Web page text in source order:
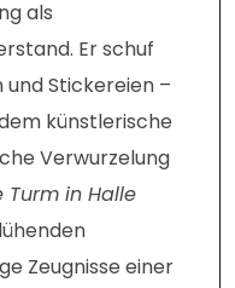
als
Er schuf
Stickereien –
künstlerische
Verwurzelung
Turm in Halle
Zeugnisse einer